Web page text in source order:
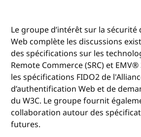
Le groupe d’intérêt sur la sécurité
Web complète les discussions
des spécifications sur les
Remote Commerce (SRC) et EMV®
les spécifications FIDO2 de
d’authentification Web et de
du W3C. Le groupe fournit
collaboration autour des
futures.